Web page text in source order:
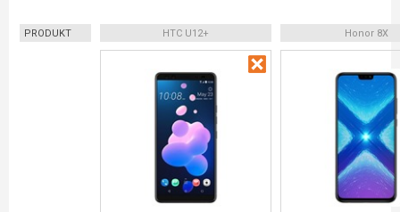
PRODUKT HTC U12+ Honor 8X